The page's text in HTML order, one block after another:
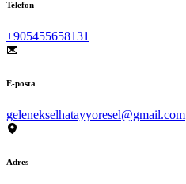
Telefon
+905455658131
E-posta
gelenekselhatayyoresel@gmail.com
Adres